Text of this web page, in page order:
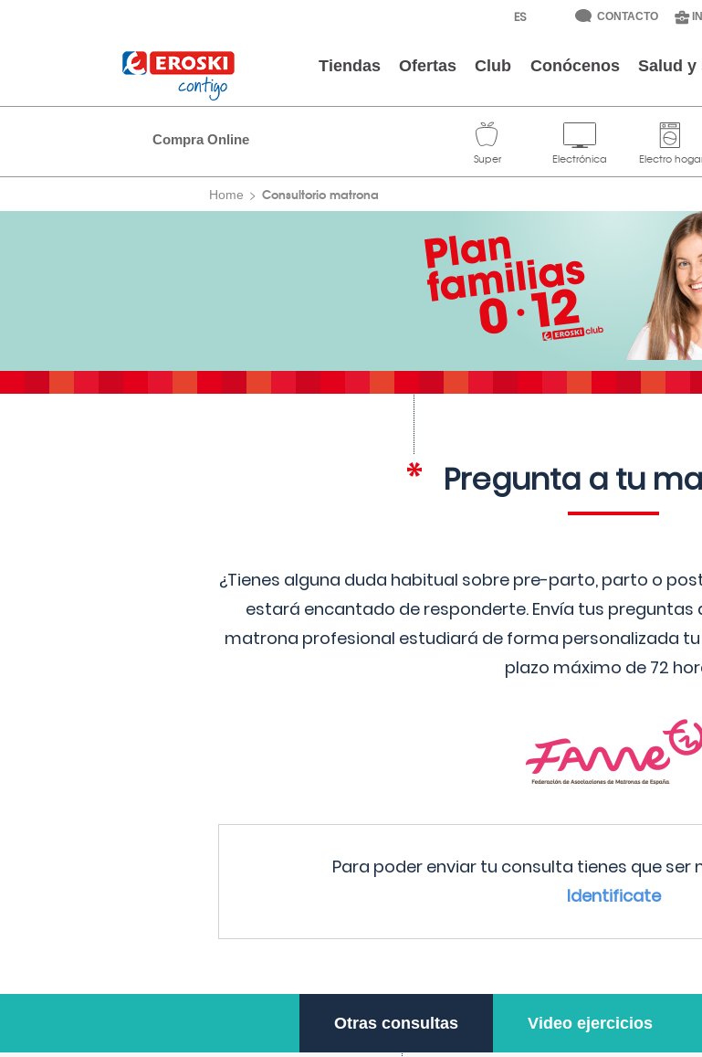
CONTACTO
Tiendas Ofertas Club Conócenos Salud y
Compra Online
Home Consultorio matrona
Pregunta a tu
¿Tienes alguna duda habitual sobre pre-parto, parto o
estará encantado de responderte. Envía tus
matrona profesional estudiará de forma personalizada
plazo máximo de 72
Para poder enviar tu consulta tienes que ser
Identificate
Otras consultas Video ejercicios